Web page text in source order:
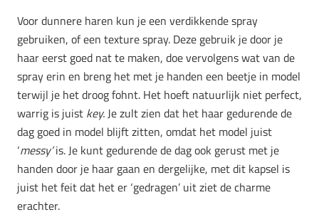
Voor dunnere haren kun je een verdikkende spray
gebruiken, of een texture spray. Deze gebruik je door je
haar eerst goed nat te maken, doe vervolgens wat van de
spray erin en breng het met je handen een beetje in model
terwijl je het droog fohnt. Het hoeft natuurlijk niet perfect,
warrig is juist key.Je zult zien dat het haar gedurende de
dag goed in model blijft zitten, omdat het model juist
‘messy’is. Je kunt gedurende de dag ook gerust met je
handen door je haar gaan en dergelijke, met dit kapsel is
juist het feit dat het er ‘gedragen’ uit ziet de charme
erachter.